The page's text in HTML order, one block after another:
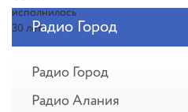
Радио Город
Радио Город
Радио Алания